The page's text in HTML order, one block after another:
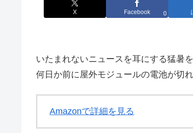
X Facebook 0
いたまれないニュースを耳にする猛暑
何日か前に屋外モジュールの電池が切
Amazonで詳細を見る